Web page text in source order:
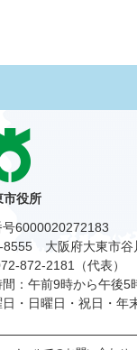
市役所
号6000020272183
8555 大阪府大東市谷
872-2181（代表）
間：午前9時から午後5
日・日曜日・祝日・年